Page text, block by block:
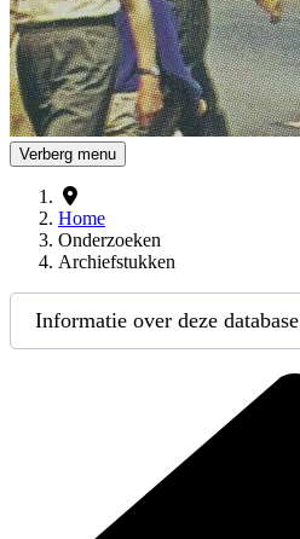
Verberg menu
Home
Onderzoeken
Archiefstukken
Informatie over deze database